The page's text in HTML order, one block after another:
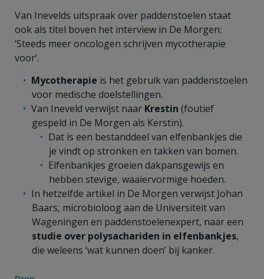
Van Inevelds uitspraak over paddenstoelen staat
ook als titel boven het interview in De Morgen:
‘Steeds meer oncologen schrijven mycotherapie
voor’.
Mycotherapie is het gebruik van paddenstoelen
voor medische doelstellingen.
Van Ineveld verwijst naar Krestin (foutief
gespeld in De Morgen als Kerstin).
Dat is een bestanddeel van elfenbankjes die
je vindt op stronken en takken van bomen.
Elfenbankjes groeien dakpansgewijs en
hebben stevige, waaiervormige hoeden.
In hetzelfde artikel in De Morgen verwijst Johan
Baars, microbioloog aan de Universiteit van
Wageningen en paddenstoelenexpert, naar een
studie over polysachariden in elfenbankjes,
die weleens ‘wat kunnen doen’ bij kanker.